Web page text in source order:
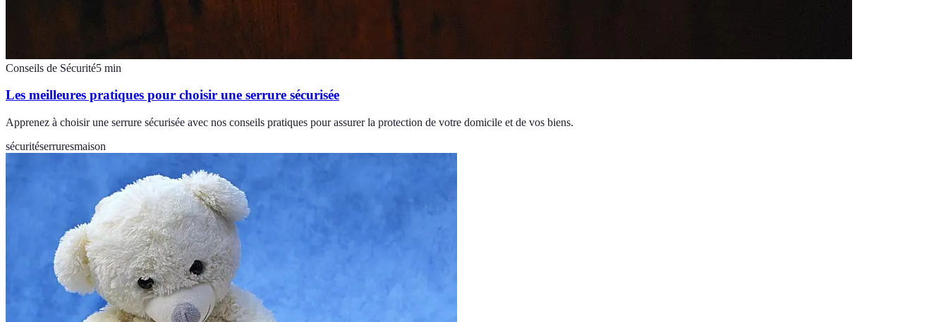
Conseils de Sécurité5 min
Les meilleures pratiques pour choisir une serrure sécurisée
Apprenez à choisir une serrure sécurisée avec nos conseils pratiques pour assurer la protection de votre domicile et de vos biens.
sécuritéserruresmaison